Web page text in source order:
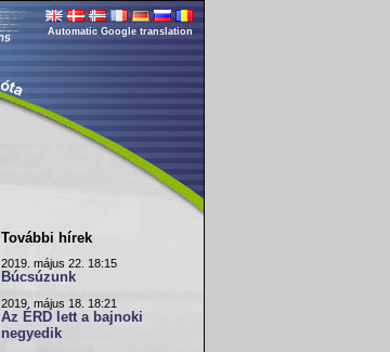
Automatic Google translation
További hírek
2019. május 22. 18:15
Búcsúzunk
2019. május 18. 18:21
Az ÉRD lett a bajnoki
negyedik